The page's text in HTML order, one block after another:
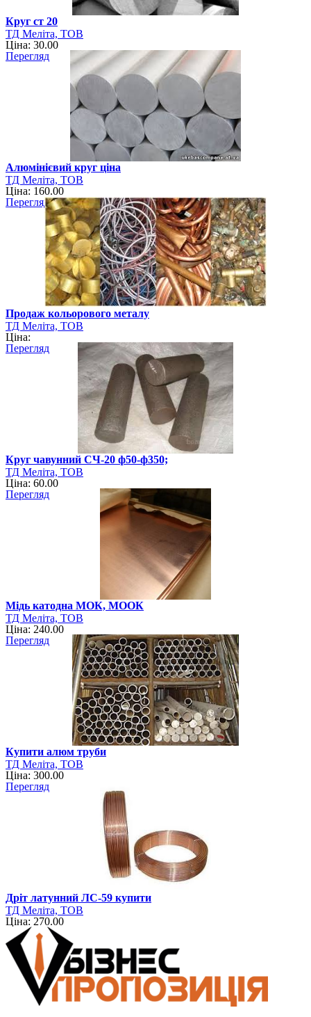
Круг ст 20
ТД Меліта, ТОВ
Ціна: 30.00
Перегляд
Алюмінієвий круг ціна
ТД Меліта, ТОВ
Ціна: 160.00
Перегляд
Продаж кольорового металу
ТД Меліта, ТОВ
Ціна:
Перегляд
Круг чавунний СЧ-20 ф50-ф350;
ТД Меліта, ТОВ
Ціна: 60.00
Перегляд
Мідь катодна МОК, МООК
ТД Меліта, ТОВ
Ціна: 240.00
Перегляд
Купити алюм труби
ТД Меліта, ТОВ
Ціна: 300.00
Перегляд
Дріт латунний ЛС-59 купити
ТД Меліта, ТОВ
Ціна: 270.00